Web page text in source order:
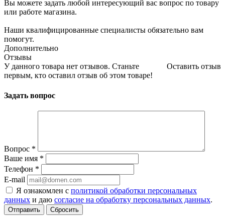
Вы можете задать любой интересующий вас вопрос по товару
или работе магазина.
Наши квалифицированные специалисты обязательно вам
помогут.
Дополнительно
Отзывы
Оставить отзыв
У данного товара нет отзывов. Станьте
первым, кто оставил отзыв об этом товаре!
Задать вопрос
Вопрос *
Ваше имя *
Телефон *
E-mail
Я ознакомлен с политикой обработки персональных
данных и даю согласие на обработку персональных данных.
Сбросить